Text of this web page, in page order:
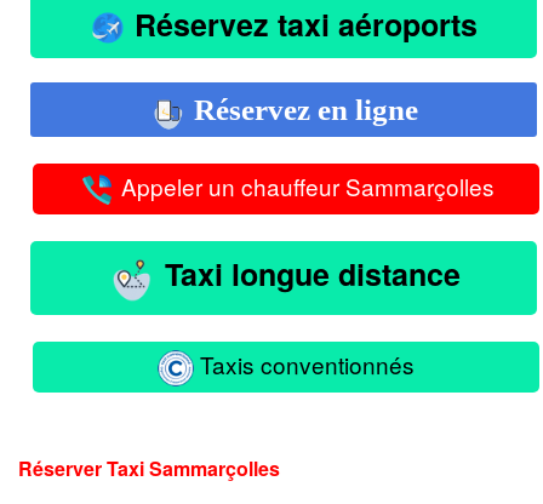
Réservez taxi aéroports
Réservez en ligne
Appeler un chauffeur Sammarçolles
Taxi longue distance
Taxis conventionnés
Réserver Taxi Sammarçolles